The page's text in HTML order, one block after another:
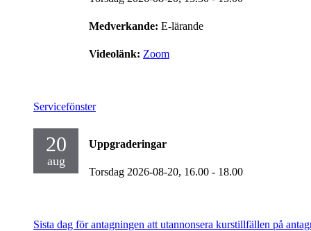
Medverkande: E-lärande
Videolänk: Zoom
Servicefönster
20
aug
Uppgraderingar
Torsdag 2026-08-20, 16.00 - 18.00
Sista dag för antagningen att utannonsera kurstillfällen på